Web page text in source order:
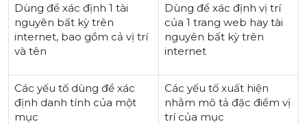
Dùng để xác định 1 tài
nguyên bất kỳ trên
internet, bao gồm cả vị trí
và tên
Dùng để xác định vị trí
của 1 trang web hay tài
nguyên bất kỳ trên
internet
Các yếu tố dùng để xác
định danh tính của một
mục
Các yếu tố xuất hiện
nhằm mô tả đặc điểm vị
trí của mục